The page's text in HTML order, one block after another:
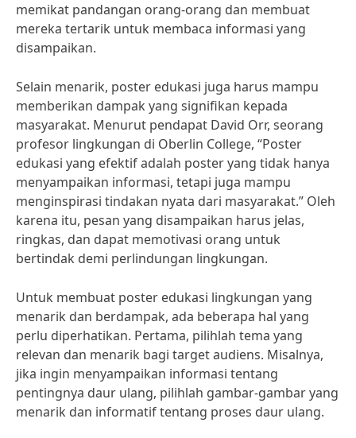
memikat pandangan orang-orang dan membuat
mereka tertarik untuk membaca informasi yang
disampaikan.
Selain menarik, poster edukasi juga harus mampu
memberikan dampak yang signifikan kepada
masyarakat. Menurut pendapat David Orr, seorang
profesor lingkungan di Oberlin College, “Poster
edukasi yang efektif adalah poster yang tidak hanya
menyampaikan informasi, tetapi juga mampu
menginspirasi tindakan nyata dari masyarakat.” Oleh
karena itu, pesan yang disampaikan harus jelas,
ringkas, dan dapat memotivasi orang untuk
bertindak demi perlindungan lingkungan.
Untuk membuat poster edukasi lingkungan yang
menarik dan berdampak, ada beberapa hal yang
perlu diperhatikan. Pertama, pilihlah tema yang
relevan dan menarik bagi target audiens. Misalnya,
jika ingin menyampaikan informasi tentang
pentingnya daur ulang, pilihlah gambar-gambar yang
menarik dan informatif tentang proses daur ulang.